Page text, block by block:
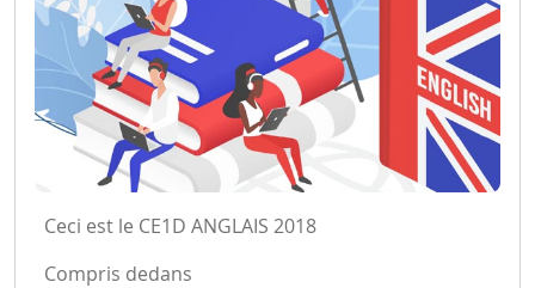
Ceci est le CE1D ANGLAIS 2018
Compris dedans